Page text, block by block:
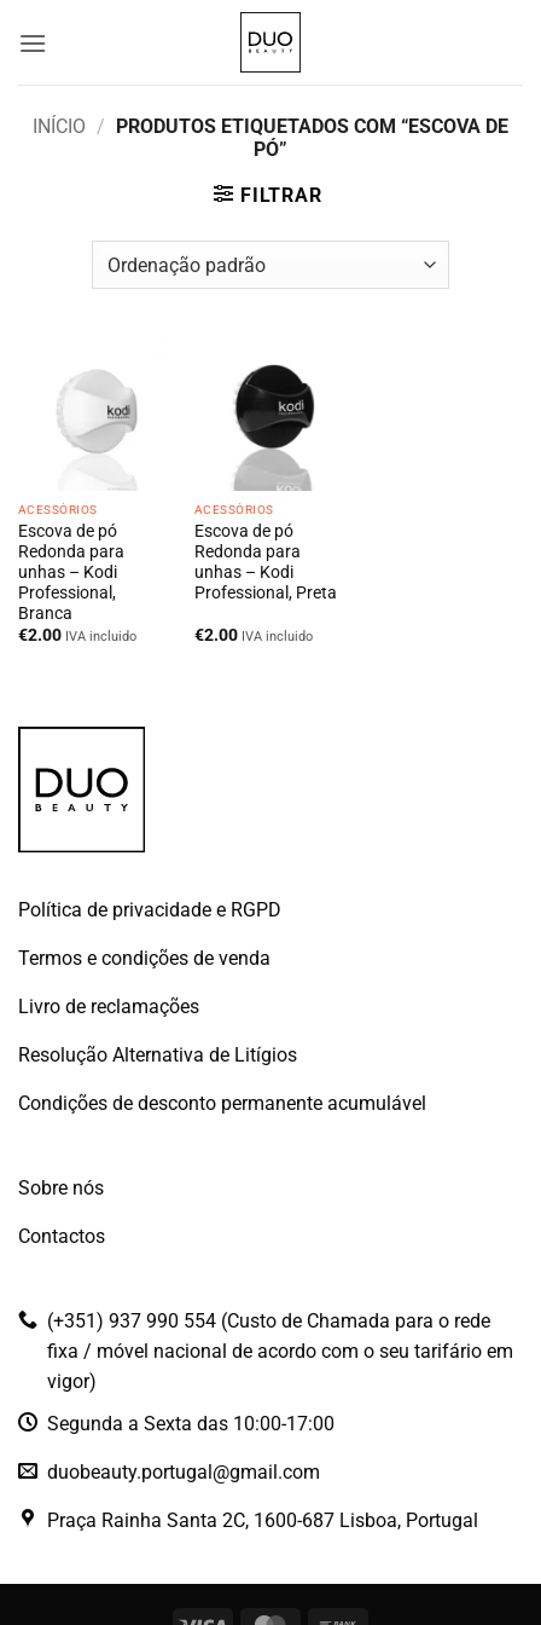
INÍCIO / PRODUTOS ETIQUETADOS COM “ESCOVA DE
PÓ”
FILTRAR
ACESSÓRIOS
Escova de pó
Redonda para
unhas – Kodi
Professional,
Branca
€2.00 IVA incluido
ACESSÓRIOS
Escova de pó
Redonda para
unhas – Kodi
Professional, Preta
€2.00 IVA incluido
Política de privacidade e RGPD
Termos e condições de venda
Livro de reclamações
Resolução Alternativa de Litígios
Condições de desconto permanente acumulável
Sobre nós
Contactos
(+351) 937 990 554 (Custo de Chamada para o rede
fixa / móvel nacional de acordo com o seu tarifário em
vigor)
Segunda a Sexta das 10:00-17:00
duobeauty.portugal@gmail.com
Praça Rainha Santa 2C, 1600-687 Lisboa, Portugal